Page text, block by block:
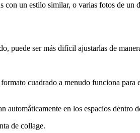
con un estilo similar, o varias fotos de un
puede ser más difícil ajustarlas de
cuadrado a menudo funciona para
automáticamente en los espacios dentro
de collage.